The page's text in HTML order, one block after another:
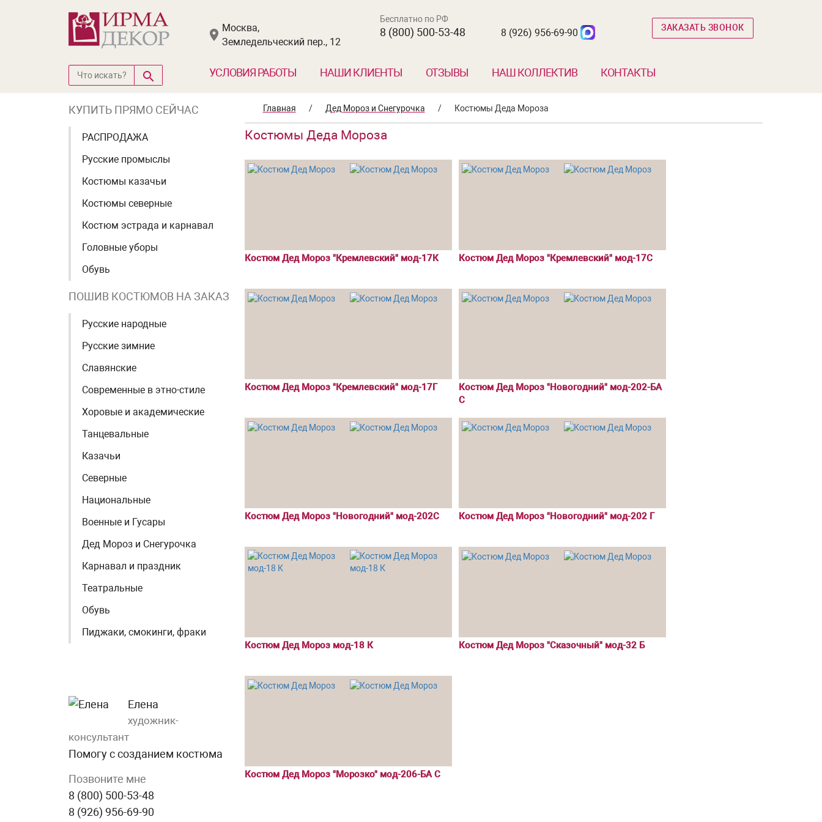
Москва,
Земледельческий пер., 12
Бесплатно по РФ
8 (800) 500-53-48 8 (926) 956-69-90 ЗАКАЗАТЬ ЗВОНОК
УСЛОВИЯ РАБОТЫ НАШИ КЛИЕНТЫ ОТЗЫВЫ НАШ КОЛЛЕКТИВ КОНТАКТЫ
КУПИТЬ ПРЯМО СЕЙЧАС
РАСПРОДАЖА
Русские промыслы
Костюмы казачьи
Костюмы северные
Костюм эстрада и карнавал
Головные уборы
Обувь
ПОШИВ КОСТЮМОВ НА ЗАКАЗ
Русские народные
Русские зимние
Славянские
Современные в этно-стиле
Хоровые и академические
Танцевальные
Казачьи
Северные
Национальные
Военные и Гусары
Дед Мороз и Снегурочка
Карнавал и праздник
Театральные
Обувь
Пиджаки, смокинги, фраки
Елена
художник-
консультант
Помогу с созданием костюма
Позвоните мне
8 (800) 500-53-48
8 (926) 956-69-90
Главная / Дед Мороз и Снегурочка / Костюмы Деда Мороза
Костюмы Деда Мороза
Костюм Дед Мороз "Кремлевский" мод-17К Костюм Дед Мороз "Кремлевский" мод-17С
Костюм Дед Мороз "Кремлевский" мод-17Г
Костюм Дед Мороз "Новогодний" мод-202-БА
С
Костюм Дед Мороз "Новогодний" мод-202С Костюм Дед Мороз "Новогодний" мод-202 Г
Костюм Дед Мороз мод-18 К Костюм Дед Мороз "Сказочный" мод-32 Б
Костюм Дед Мороз "Морозко" мод-206-БА С